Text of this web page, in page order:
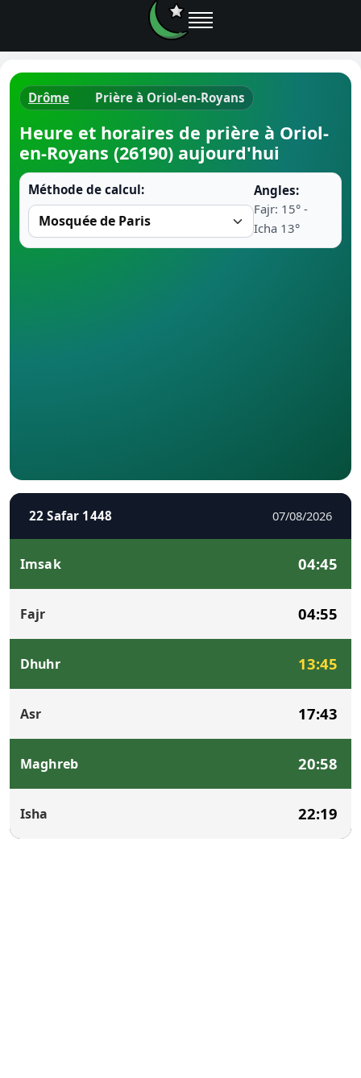
Horaires
Ramadan
Drôme Prière à Oriol-en-Royans
Heure et horaires de prière à Oriol-
en-Royans (26190) aujourd'hui
Méthode de calcul:
Angles:
Fajr: 15° -
Icha 13°
22 Safar 1448 07/08/2026
Imsak 04:45
Fajr 04:55
Dhuhr 13:45
Asr 17:43
Maghreb 20:58
Isha 22:19